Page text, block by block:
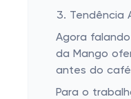
Tendência
Agora
da Mango
antes do
Para o